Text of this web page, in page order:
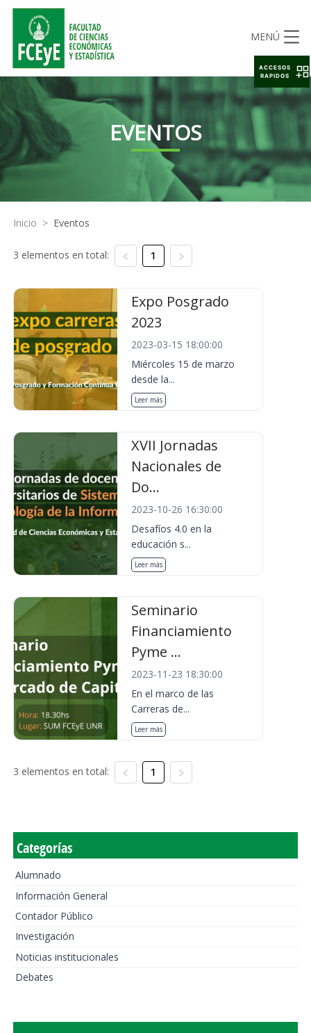
MENÚ
EVENTOS
Inicio > Eventos
3 elementos en total: 1
Expo Posgrado
2023
2023-03-15 18:00:00
Miércoles 15 de marzo
desde la...
Leer más
XVII Jornadas
Nacionales de
Do...
2023-10-26 16:30:00
Desafíos 4.0 en la
educación s...
Leer más
Seminario
Financiamiento
Pyme ...
2023-11-23 18:30:00
En el marco de las
Carreras de...
Leer más
3 elementos en total: 1
Categorías
Alumnado
Información General
Contador Público
Investigación
Noticias institucionales
Debates
ACCESOS
RAPIDOS